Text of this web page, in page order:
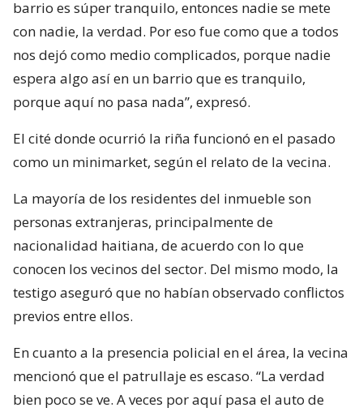
barrio es súper tranquilo, entonces nadie se mete
con nadie, la verdad. Por eso fue como que a todos
nos dejó como medio complicados, porque nadie
espera algo así en un barrio que es tranquilo,
porque aquí no pasa nada”, expresó.
El cité donde ocurrió la riña funcionó en el pasado
como un minimarket, según el relato de la vecina.
La mayoría de los residentes del inmueble son
personas extranjeras, principalmente de
nacionalidad haitiana, de acuerdo con lo que
conocen los vecinos del sector. Del mismo modo, la
testigo aseguró que no habían observado conflictos
previos entre ellos.
En cuanto a la presencia policial en el área, la vecina
mencionó que el patrullaje es escaso. “La verdad
bien poco se ve. A veces por aquí pasa el auto de